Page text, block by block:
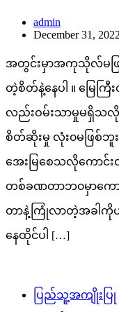
admin
December 31, 2022
အတွင်းမှာအကုသိုလ်မဖြ
တဲ့စိတ်နဲ့နေပါ ။ မြေကြီ
လည်းဝမ်းသာမှုမရှိသ
စိတ်ဆိုးမှု လုံး၀မဖြစ်ဘူ
အေးမြစေသလိုကောင်
တစ်ခဏတာဘ၀မှာကော
တာနဲ့ကြုံလာတဲ့အခါကို
နေထိုင်ပါ […]
ပြည်သူ့အကျိုးပြု